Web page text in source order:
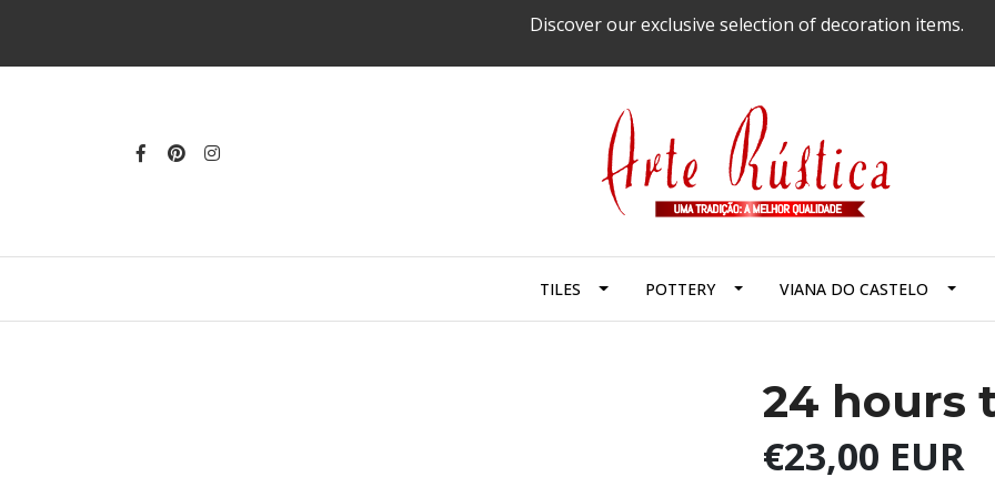
Discover our exclusive selection of decoration items.
TILES POTTERY VIANA DO CASTELO
24 hours
€23,00 EUR